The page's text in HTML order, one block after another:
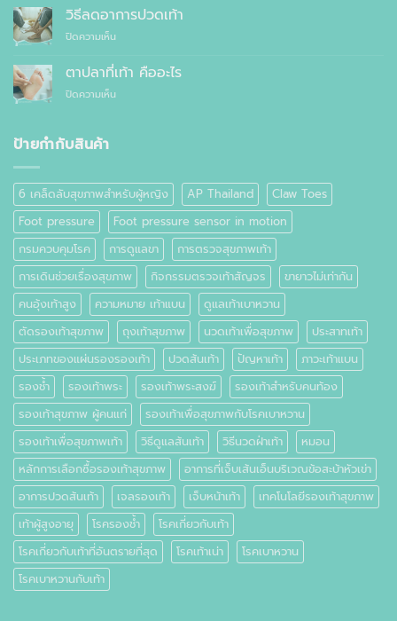
สุขภาพ
สำเร็จรูป
ทั่วไป
รองเท้า
ไหน
สุขภาพ
กับ
รองเท้า
ต่าง
อย่างไร
วิธีลดอาการปวดเท้า
ปิดความเห็นบน
ลด
อาการ
ปวด
ตาปลาที่เท้า คืออะไร
ปิดความเห็นบน
ป้ายกำกับสินค้า
6 เคล็ดลับสุขภาพสำหรับผู้หญิง AP Thailand
Claw Toes
Foot pressure
Foot pressure sensor in motion
กรมควบคุมโรค
การดูแลขา
การตรวจสุขภาพเท้า
การเดินช่วยเรื่องสุขภาพ
กิจกรรมตรวจเท้าสัญจร
ขายาวไม่เท่ากัน
คนอุ้งเท้าสูง
ความหมาย เท้าแบน
ดูแลเท้าเบาหวาน
ตัดรองเท้าสุขภาพ
ถุงเท้าสุขภาพ นวดเท้าเพื่อสุขภาพ
ประสาทเท้า
ประเภทของแผ่นรองรองเท้า
ปวดส้นเท้า ปัญหาเท้า
ภาวะเท้าแบน
รองช้ำ
รองเท้าพระ รองเท้าพระสงฆ์
รองเท้าสำหรับคนท้อง
รองเท้าสุขภาพ ผู้คนแก่
รองเท้าเพื่อสุขภาพกับโรคเบาหวาน
รองเท้าเพื่อสุขภาพเท้า
วิธีดูแลส้นเท้า วิธีนวดฝ่าเท้า
หมอน
หลักการเลือกซื้อรองเท้าสุขภาพ
อาการที่เจ็บเส้นเอ็นบริเวณข้อสะบ้าหัวเข่า
อาการปวดส้นเท้า
เจลรองเท้า เจ็บหน้าเท้า
เทคโนโลยีรองเท้าสุขภาพ
เท้าผู้สูงอายุ
โรครองช้ำ
โรคเกี่ยวกับเท้า
โรคเกี่ยวกับเท้าที่อันตรายที่สุด
โรคเท้าเน่า
โรคเบาหวาน
โรคเบาหวานกับเท้า